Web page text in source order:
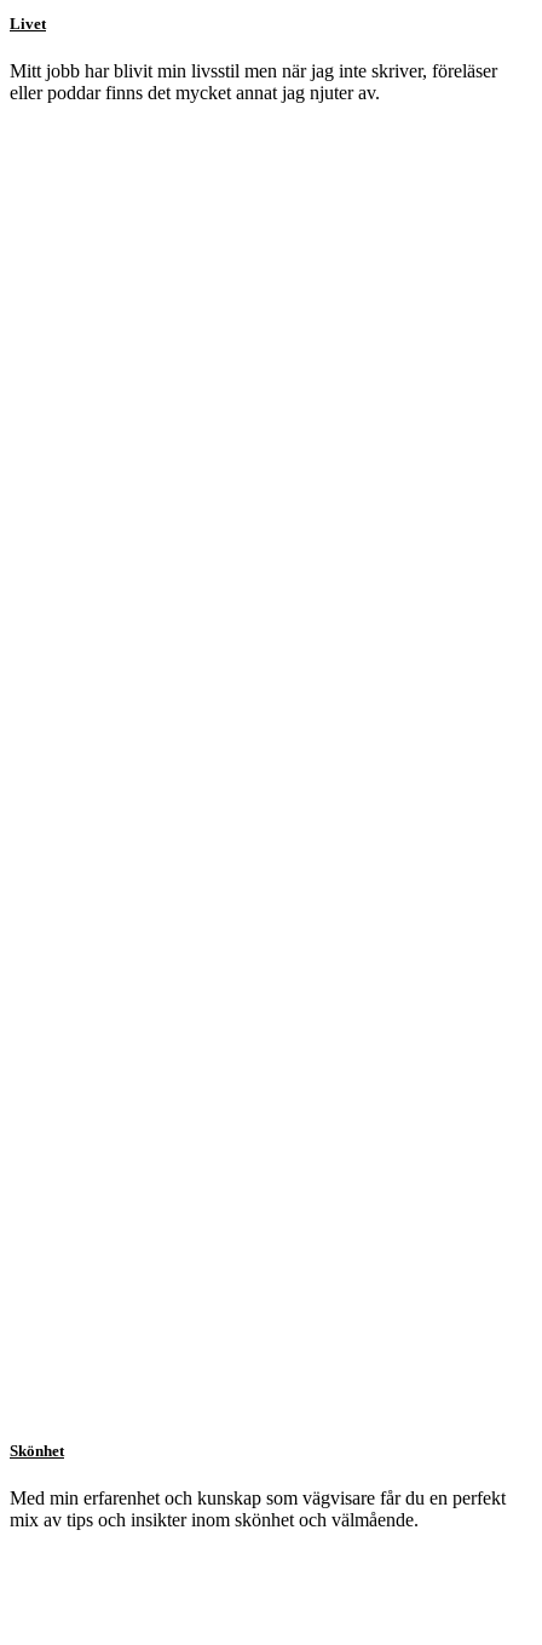
Livet
Mitt jobb har blivit min livsstil men när jag inte skriver, föreläser
eller poddar finns det mycket annat jag njuter av.
Skönhet
Med min erfarenhet och kunskap som vägvisare får du en perfekt
mix av tips och insikter inom skönhet och välmående.